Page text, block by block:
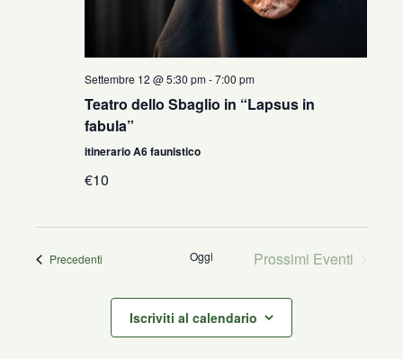
Settembre 12 @ 5:30 pm-7:00 pm
Teatro dello Sbaglio in “Lapsus in
fabula”
itinerario A6 faunistico
€10
Eventi
Precedenti Oggi Prossimi Eventi
Iscriviti al calendario